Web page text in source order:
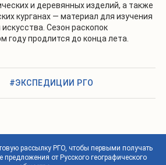
и деревянных изделий, а также
курганах — материал для изучения
Сезон раскопок
году продлится до конца лета.
#ЭКСПЕДИЦИИ РГО
рассылку РГО, чтобы первыми получать
предложения от Русского географического